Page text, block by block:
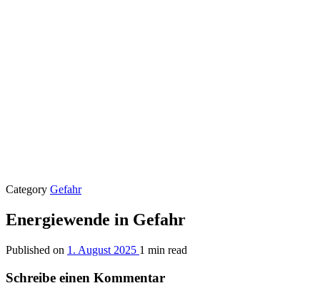
Category Gefahr
Energiewende in Gefahr
Published on 1. August 2025 1 min read
Schreibe einen Kommentar